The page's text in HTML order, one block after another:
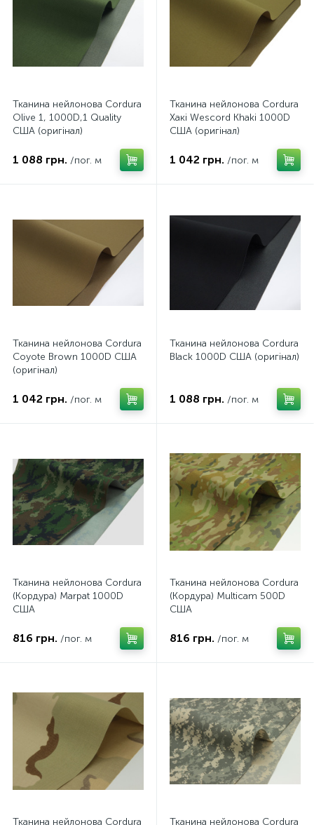
Тканина нейлонова Cordura
Olive 1, 1000D,1 Quality
США (оригінал)
1 088 грн. /пог. м
Тканина нейлонова Cordura
Хакі Wescord Khaki 1000D
США (оригінал)
1 042 грн. /пог. м
Тканина нейлонова Cordura
Coyote Brown 1000D США
(оригінал)
1 042 грн. /пог. м
Тканина нейлонова Cordura
Black 1000D США (оригінал)
1 088 грн. /пог. м
Тканина нейлонова Cordura
(Кордура) Marpat 1000D
США
816 грн. /пог. м
Тканина нейлонова Cordura
(Кордура) Multicam 500D
США
816 грн. /пог. м
Тканина нейлонова Cordura
Тканина нейлонова Cordura